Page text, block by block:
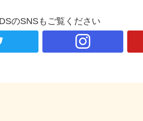
のSNSもご覧ください